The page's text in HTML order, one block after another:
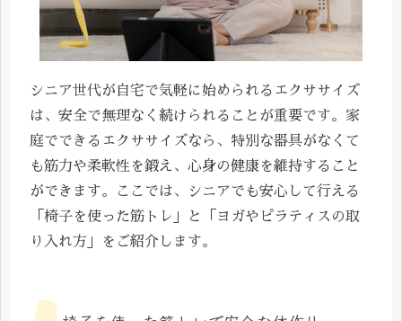
シニア世代が自宅で気軽に始められるエクササイズ
は、安全で無理なく続けられることが重要です。家
庭でできるエクササイズなら、特別な器具がなくて
も筋力や柔軟性を鍛え、心身の健康を維持すること
ができます。ここでは、シニアでも安心して行える
「椅子を使った筋トレ」と「ヨガやピラティスの取
り入れ方」をご紹介します。